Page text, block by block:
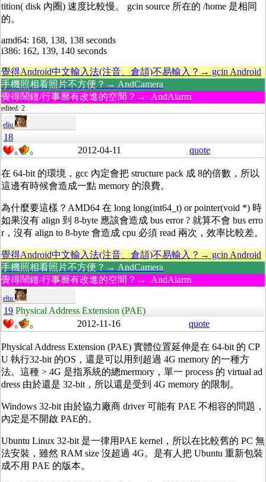
tition( disk 內圈) 速度比較慢。 gcin source 所在的 /home 是相同
的。
amd64: 168, 138, 138 seconds
i386: 162, 139, 140 seconds
覺得Android中文輸入法(注音、倉頡)不易輸入？→ gcin Android
手機照相看照片不方便？→ AndCamera
覺得鬧鐘/行事曆有改進的空間？→ AndAlarm
edited: 2
eliu
18
0 0 2012-04-11 quote
在 64-bit 的環境，gcc 內定會把 structure pack 成 8的倍數，所以
這邊有時候會造成一點 memory 的浪費。
為什麼要這樣？AMD64 在 long long(int64_t) or pointer(void *) 時
如果沒有 align 到 8-byte 應該會造成 bus error ? 就算不會 bus erro
r，沒有 align to 8-byte 會造成 cpu 必須 read 兩次，效率比較差。
覺得Android中文輸入法(注音、倉頡)不易輸入？→ gcin Android
手機照相看照片不方便？→ AndCamera
覺得鬧鐘/行事曆有改進的空間？→ AndAlarm
eliu
19 Physical Address Extension (PAE)
0 0 2012-11-16 quote
Physical Address Extension (PAE) 實體位置延伸是在 64-bit 的 CP
U 執行32-bit 的OS，還是可以用到超過 4G memory 的一種方
法。這種 > 4G 是指系統的總mermory，單一 process 的 virtual ad
dress 由於還是 32-bit，所以還是受到 4G memory 的限制。
Windows 32-bit 由於協力廠商 driver 可能有 PAE 不相容的問題，
內定是不開啟 PAE的。
Ubuntu Linux 32-bit 是一律用PAE kernel，所以在比較舊的 PC 無
法安裝，雖然 RAM size 沒超過 4G。是有人把 Ubuntu 重新包裝
成不用 PAE 的版本。